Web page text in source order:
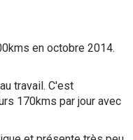
en octobre 2014.
travail. C'est
170kms par jour avec